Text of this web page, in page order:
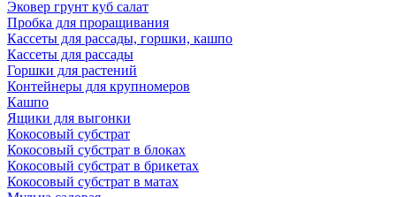
Эковер грунт куб салат
Пробка для проращивания
Кассеты для рассады, горшки, кашпо
Кассеты для рассады
Горшки для растений
Контейнеры для крупномеров
Кашпо
Ящики для выгонки
Кокосовый субстрат
Кокосовый субстрат в блоках
Кокосовый субстрат в брикетах
Кокосовый субстрат в матах